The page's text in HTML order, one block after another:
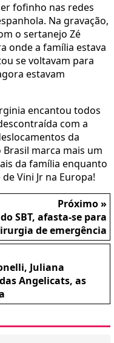
fofinho nas redes
Na gravação,
o sertanejo Zé
onde a família estava
se voltavam para
estavam
encantou todos
com a
da
marca mais um
da família enquanto
Vini Jr na Europa!
Próximo »
SBT, afasta-se para
de emergência
Juliana
Angelicats, as